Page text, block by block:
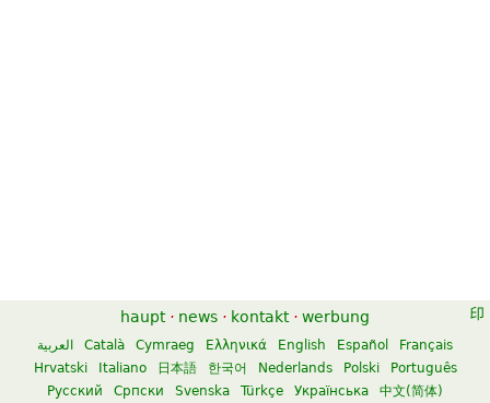
haupt · news · kontakt · werbung
العربية Català Cymraeg Ελληνικά English Español
Français
Hrvatski
Italiano 日本語 한국어 Nederlands Polski
Português
Русский
Српски Svenska Türkçe Українська 中文(简体)